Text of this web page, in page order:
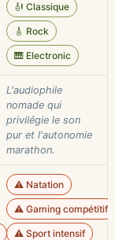
🎻 Classique
🎸 Rock
🎹 Electronic
L'audiophile
nomade qui
privilégie le son
pur et l'autonomie
marathon.
⚠️ Natation
⚠️ Gaming compétitif
⚠️ Sport intensif